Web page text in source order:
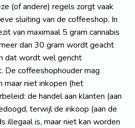
(of andere) regels zorgt vaak
sluiting van de coffeeshop. In
van maximaal 5 gram cannabis
dan 30 gram wordt geacht
dat wordt wel gericht
De coffeeshophouder mag
maar niet inkopen (het
de handel aan klanten (aan
terwijl de inkoop (aan de
illegaal is, maar niet kan worden